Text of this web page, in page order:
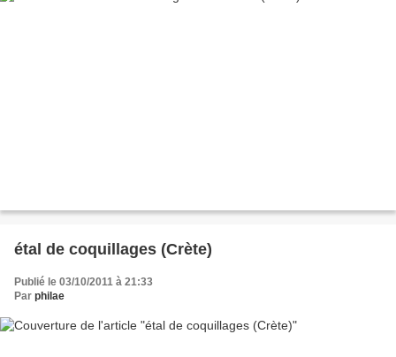
étal de coquillages (Crète)
Publié le 03/10/2011 à 21:33
Par philae